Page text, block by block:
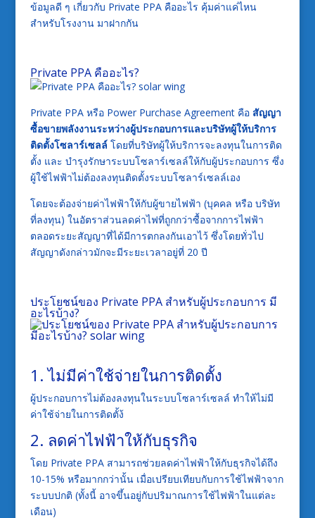
ข้อมูลดี ๆ เกี่ยวกับ Private PPA คืออะไร คุ้มค่าแค่ไหน
สำหรับโรงงาน มาฝากกัน
Private PPA คืออะไร?
Private PPA หรือPower Purchase Agreement คือสัญญา
ซื้อขายพลังงานระหว่างผู้ประกอบการและบริษัทผู้ให้บริการ
ติดตั้งโซลาร์เซลล์ โดยที่บริษัทผู้ให้บริการจะลงทุนในการติด
ตั้ง และ บำรุงรักษาระบบโซลาร์เซลล์ให้กับผู้ประกอบการ ซึ่ง
ผู้ใช้ไฟฟ้าไม่ต้องลงทุนติดตั้งระบบโซลาร์เซลล์เอง
โดยจะต้องจ่ายค่าไฟฟ้าให้กับผู้ขายไฟฟ้า (บุคคล หรือ บริษัท
ที่ลงทุน) ในอัตราส่วนลดค่าไฟที่ถูกกว่าซื้อจากการไฟฟ้า
ตลอดระยะสัญญาที่ได้มีการตกลงกันเอาไว้ ซึ่งโดยทั่วไป
สัญญาดังกล่าวมักจะมีระยะเวลาอยู่ที่20 ปี
ประโยชน์ของ Private PPA สำหรับผู้ประกอบการ มี
อะไรบ้าง?
1. ไม่มีค่าใช้จ่ายในการติดตั้ง
ผู้ประกอบการไม่ต้องลงทุนในระบบโซลาร์เซลล์ ทำให้ไม่มี
ค่าใช้จ่ายในการติดตั้ง้
2. ลดค่าไฟฟ้าให้กับธุรกิจ
โดย Private PPA สามารถช่วยลดค่าไฟฟ้าให้กับธุรกิจได้ถึง
10-15% หรือมากกว่านั้น เมื่อเปรียบเทียบกับการใช้ไฟฟ้าจาก
ระบบปกติ (ทั้งนี้ อาจขึ้นอยู่กับปริมาณการใช้ไฟฟ้าในแต่ละ
เดือน)